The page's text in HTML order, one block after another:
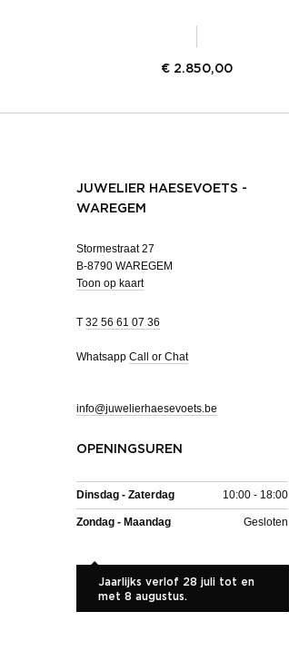
€ 2.850,00
JUWELIER HAESEVOETS -
WAREGEM
Stormestraat 27
B-8790 WAREGEM
Toon op kaart
T 32 56 61 07 36
Whatsapp Call or Chat
info@juwelierhaesevoets.be
OPENINGSUREN
Dinsdag - Zaterdag 10:00 - 18:00
Zondag - Maandag Gesloten
Jaarlijks verlof 28 juli tot en
met 8 augustus.